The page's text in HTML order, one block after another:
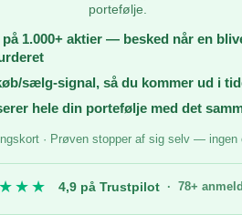
portefølje.
på 1.000+ aktier — besked når en
sælg-signal, så du kommer ud i
hele din portefølje med det
· Prøven stopper af sig selv — ingen
4,9 på Trustpilot · 78+